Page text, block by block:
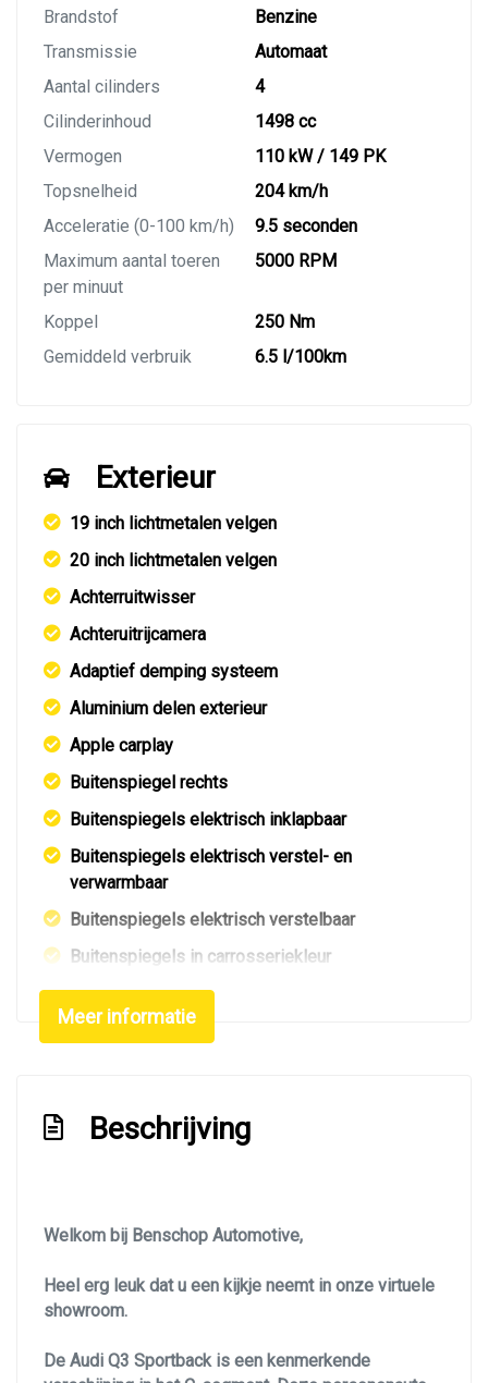
Brandstof
Benzine
Transmissie
Automaat
Aantal cilinders
4
Cilinderinhoud
1498 cc
Vermogen
110 kW / 149 PK
Topsnelheid
204 km/h
Acceleratie (0-100 km/h)
9.5 seconden
Maximum aantal toeren
per minuut
5000 RPM
Koppel
250 Nm
Gemiddeld verbruik
6.5 l/100km
Exterieur
19 inch lichtmetalen velgen
20 inch lichtmetalen velgen
Achterruitwisser
Achteruitrijcamera
Adaptief demping systeem
Aluminium delen exterieur
Apple carplay
Buitenspiegel rechts
Buitenspiegels elektrisch inklapbaar
Buitenspiegels elektrisch verstel- en
verwarmbaar
Buitenspiegels elektrisch verstelbaar
Buitenspiegels in carrosseriekleur
Buitenspiegels verwarmbaar
Centrale vergrendeling
Elektrisch bedienbare achterklep
Glazen schuifdak
Koplampen adaptief
Meer informatie
Beschrijving
Welkom bij Benschop Automotive,
Heel erg leuk dat u een kijkje neemt in onze virtuele
showroom.
De Audi Q3 Sportback is een kenmerkende